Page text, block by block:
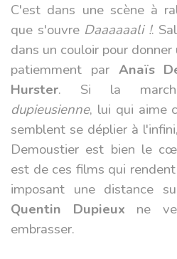
C'est dans une scène à
que s'ouvre Daaaaaali !.
dans un couloir pour
patiemment par Anaïs
Hurster. Si la
dupieusienne, lui qui aime
semblent se déplier à
Demoustier est bien le
est de ces films qui
imposant une distance
Quentin Dupieux ne
embrasser.